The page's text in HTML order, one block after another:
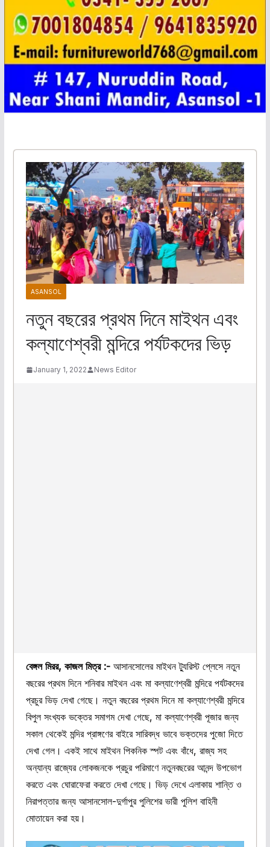
ASANSOL
নতুন বছরের প্রথম দিনে মাইথন এবং
কল্যাণেশ্বরী মন্দিরে পর্যটকদের ভিড়
January 1, 2022 News Editor
বেঙ্গল মিরর, কাজল মিত্র :-আসানসোলের মাইথন ট্যুরিস্ট প্লেসে নতুন
বছরের প্রথম দিনে শনিবার মাইথন এবং মা কল্যাণেশ্বরী মন্দিরে পর্যটকদের
প্রচুর ভিড় দেখা গেছে। নতুন বছরের প্রথম দিনে মা কল্যাণেশ্বরী মন্দিরে
বিপুল সংখ্যক ভক্তের সমাগম দেখা গেছে, মা কল্যাণেশ্বরী পূজার জন্য
সকাল থেকেই মন্দির প্রাঙ্গণের বাইরে সারিবদ্ধ ভাবে ভক্তদের পুজো দিতে
দেখা গেল। একই সাথে মাইথন পিকনিক স্পট এবং বাঁধে, রাজ্য সহ
অন্যান্য রাজ্যের লোকজনকে প্রচুর পরিমাণে নতুনবছরের আনন্দ উপভোগ
করতে এবং ঘোরাফেরা করতে দেখা গেছে। ভিড় দেখে এলাকায় শান্তি ও
নিরাপত্তার জন্য আসানসোল-দুর্গাপুর পুলিশের ভারী পুলিশ বাহিনী
মোতায়েন করা হয়।